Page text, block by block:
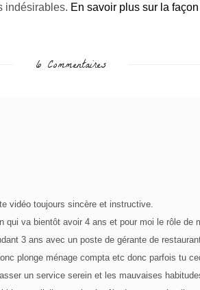
indésirables. En savoir plus sur la
6 Commentaires
vidéo toujours sincère et instructive.
qui va bientôt avoir 4 ans et pour moi le rôle de
3 ans avec un poste de gérante de
plonge ménage compta etc donc parfois tu
un service serein et les mauvaises